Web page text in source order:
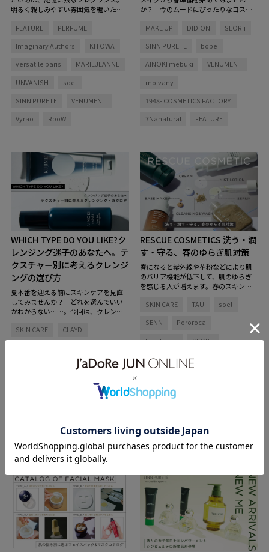
明るく親しみやすい雰囲気を纏いたい
演出したい日も。なりたい印象を後押
FEATURE PERFUME
Imaginary Authors KITOWA
versatile paris MARIEJEANNE
UNVANISH soel
SINN PURETE VENUMENT
Vyrao RboW
か？ 今のムードにぴったりなコスメ
MAKE UP DIDION SEORii
SINN PURETE bobe
AINOKI mebuki VENUMENT
molvany
1948- COSMETICS FACTORY.
7Nanatural FEATURE
WHICH TYPE DO YOU LIKE?ク
レンジング迷子のあなたへ。テ
クスチャー別に考えるクレンジ
ングの選び方
夏本番を迎える前にスキンケアを見直
してみませんか？ どれを選んでいい
かわからない……。今回は、クレンジ
う4タイプ8種類のクレンジングをご紹
介。マッチするアイテムを見つけてみ
SKIN CARE CLAYD
Herbivore Botanicals
SINN PURETE
RESCUE COSMETICS洗う・潤
す・守る、春のゆらぎ肌対策
春になると紫外線や花粉などにより肌
のバリア機能が低下して、肌のゆらぎ
を感じる人が増えます。春のスキンケ
識を向けて、「刺激を与えない」「肌
う、潤す、守るというスキンケアステ
ップにおいて、この時期にぴったりの
アイテムをセレクトしました。
SKIN CARE TAU soel
SENN Pororoca
longleage SEORii
KUJIME URB APOTHECARY
SINN PURETE